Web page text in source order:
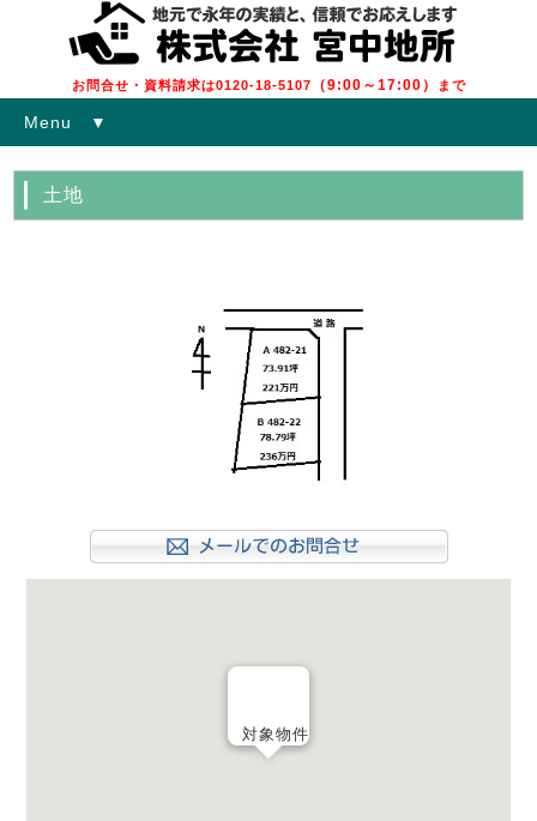
お問合せ・資料請求は0120-18-5107 （9:00～17:00） まで
Menu ▼
土地
対象物件